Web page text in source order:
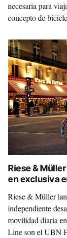
necesaria para
concepto de
Riese &
en exclusiva
Riese & Müller
independiente
movilidad diaria
Line son el UBN